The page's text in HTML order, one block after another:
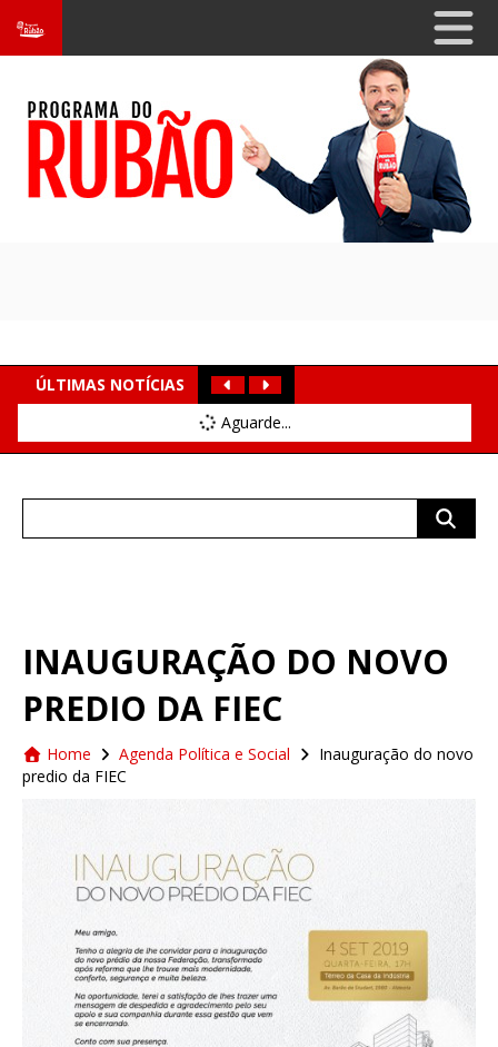
ÚLTIMAS NOTÍCIAS
Aguarde...
INAUGURAÇÃO DO NOVO
PREDIO DA FIEC
Home Agenda Política e Social
Inauguração do novo
predio da FIEC